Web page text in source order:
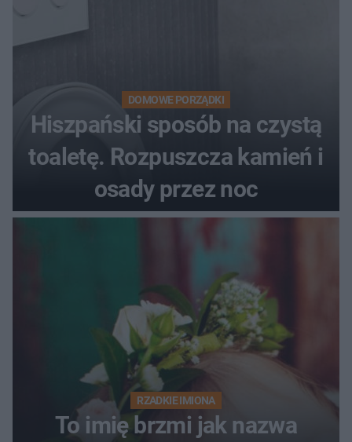
DOMOWE PORZĄDKI
Hiszpański sposób na czystą
toaletę. Rozpuszcza kamień i
osady przez noc
RZADKIE IMIONA
To imię brzmi jak nazwa